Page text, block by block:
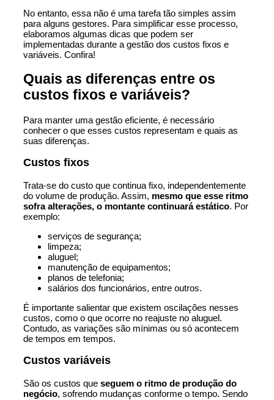
No entanto, essa não é uma tarefa tão simples assim
para alguns gestores. Para simplificar esse processo,
elaboramos algumas dicas que podem ser
implementadas durante a gestão dos custos fixos e
variáveis. Confira!
Quais as diferenças entre os
custos fixos e variáveis?
Para manter uma gestão eficiente, é necessário
conhecer o que esses custos representam e quais as
suas diferenças.
Custos fixos
Trata-se do custo que continua fixo, independentemente
do volume de produção. Assim, mesmo que esse ritmo
sofra alterações, o montante continuará estático. Por
exemplo:
serviços de segurança;
limpeza;
aluguel;
manutenção de equipamentos;
planos de telefonia;
salários dos funcionários, entre outros.
É importante salientar que existem oscilações nesses
custos, como o que ocorre no reajuste no aluguel.
Contudo, as variações são mínimas ou só acontecem
de tempos em tempos.
Custos variáveis
São os custos que seguem o ritmo de produção do
negócio, sofrendo mudanças conforme o tempo. Sendo